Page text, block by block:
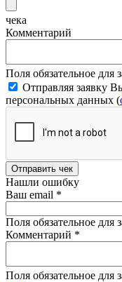
чека
Комментарий
Поля обязательное для
Отправляя заявку
персональных данных (
Отправить чек
Нашли ошибку
Ваш email *
Поля обязательное для
Комментарий *
Поля обязательное для